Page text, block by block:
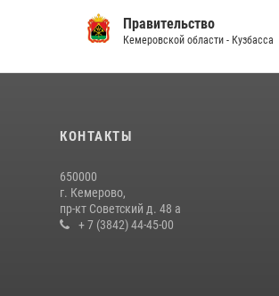
Правительство
Кемеровской области - Кузбасса
КОНТАКТЫ
650000
г. Кемерово,
пр-кт Советский д. 48 а
+ 7 (3842) 44-45-00